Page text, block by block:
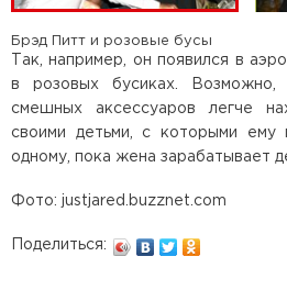
Брэд Питт и розовые бусы
Так, например, он появился в
в розовых бусиках.
смешных аксессуаров легче
своими детьми, с которыми ему
одному, пока жена зарабатывает
Фото: justjared.buzznet.com
Поделиться: